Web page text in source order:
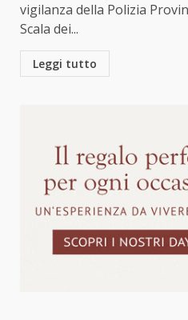
vigilanza della Polizia
Scala dei...
Leggi tutto